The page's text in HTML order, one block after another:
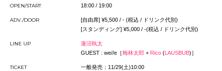
OPEN/START 18:00 / 19:00
ADV./DOOR
[自由席] ¥5,500 / - (税込 / ドリンク代別)
[スタンディング] ¥5,000 / -(税込 / ドリンク代別)
LINE UP
蓮沼執太
GUEST : we//e［梅林太郎+ Rico(LAUSBUB)］
TICKET
一般発売：11/29(土)10:00